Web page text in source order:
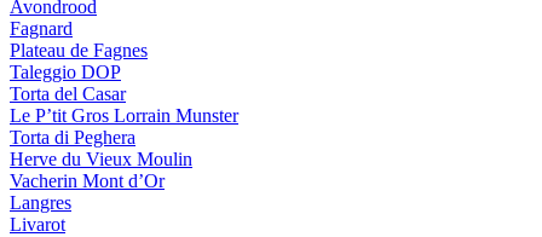
Avondrood
Fagnard
Plateau de Fagnes
Taleggio DOP
Torta del Casar
Le P’tit Gros Lorrain Munster
Torta di Peghera
Herve du Vieux Moulin
Vacherin Mont d’Or
Langres
Livarot